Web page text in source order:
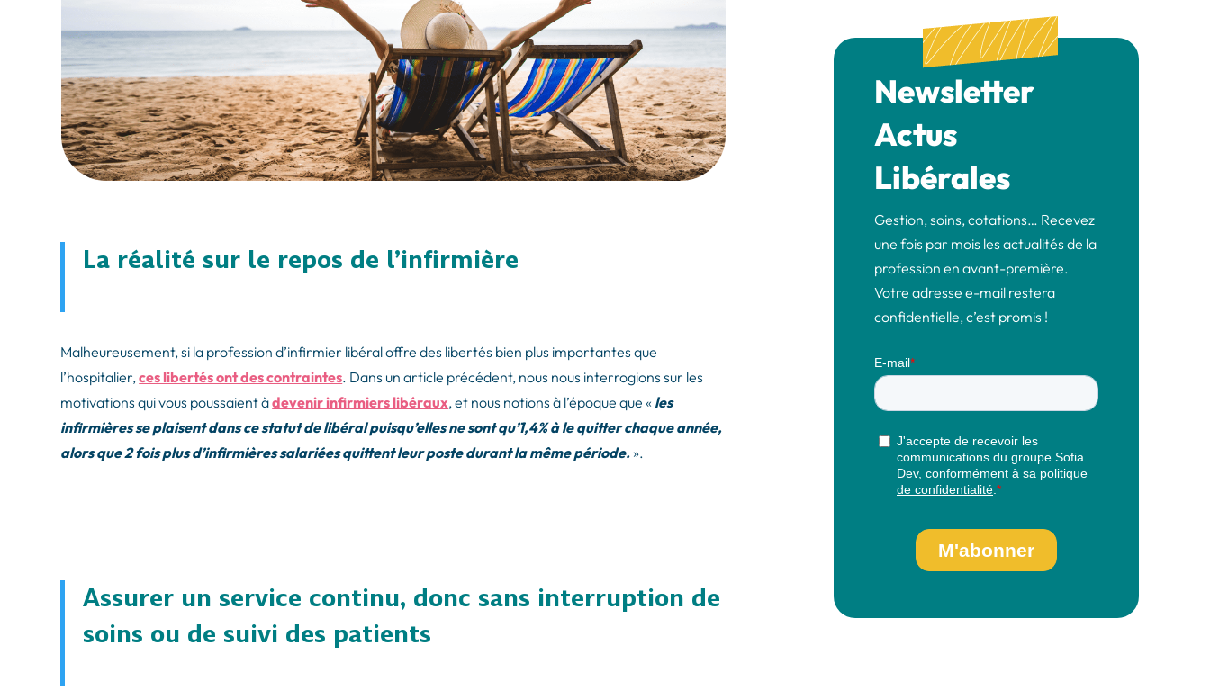
La réalité sur le repos de l’infirmière
Malheureusement, si la profession d’infirmier libéral offre des libertés bien plus importantes que
l’hospitalier,ces libertés ont des contraintes. Dans un article précédent, nous nous interrogions sur les
motivations qui vous poussaient àdevenir infirmiers libéraux, et nous notions à l’époque que « les
infirmières se plaisent dans ce statut de libéral puisqu’elles ne sont qu’1,4% à le quitter chaque année,
alors que 2 fois plus d’infirmières salariées quittent leur poste durant la même période. ».
Assurer un service continu, donc sans interruption de
soins ou de suivi des patients
Newsletter
Actus
Libérales
Gestion, soins, cotations… Recevez
une fois par mois les actualités de la
profession en avant-première.
Votre adresse e-mail restera
confidentielle, c’est promis !